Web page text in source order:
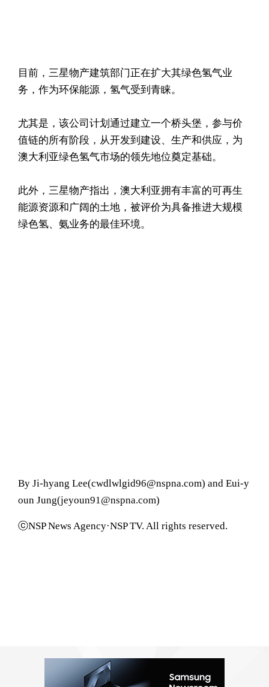
目前，三星物产建筑部门正在扩大其绿色氢气业
务，作为环保能源，氢气受到青睐。
尤其是，该公司计划通过建立一个桥头堡，参与价
值链的所有阶段，从开发到建设、生产和供应，为
澳大利亚绿色氢气市场的领先地位奠定基础。
此外，三星物产指出，澳大利亚拥有丰富的可再生
能源资源和广阔的土地，被评价为具备推进大规模
绿色氢、氨业务的最佳环境。
By Ji-hyang Lee(cwdlwlgid96@nspna.com) and Eui-y
oun Jung(jeyoun91@nspna.com)
ⓒNSP News Agency·NSP TV. All rights reserved.